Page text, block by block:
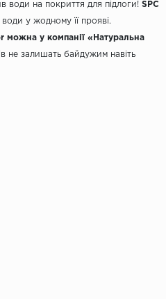
води на покриття для підлоги! SPC
у жодному її прояві.
можна у компанії «Натуральна
не залишать байдужим навіть